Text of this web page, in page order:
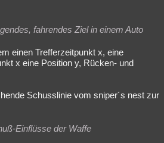
fahrendes Ziel in einem Auto
einen Trefferzeitpunkt x, eine
x eine Position y, Rücken- und
Schusslinie vom sniper´s nest zur
Einflüsse der Waffe